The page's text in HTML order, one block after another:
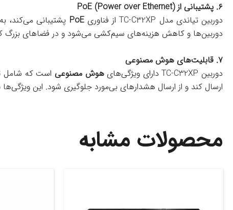
۶. پشتیبانی از PoE (Power over Ethernet)
دوربین تیاندی مدل TC-C32XP از فناوری
PoE پشتیبانی می‌کند،
دوربین‌ها و کاهش هزینه‌های سیم‌کشی می‌شود و در فضاهای بزرگ
۷. قابلیت‌های هوش مصنوعی
دوربین TC-C32XP دارای ویژگی‌های
هوش مصنوعی است که شامل
ارسال کند و از ارسال هشدارهای بی‌مورد جلوگیری شود. این
محصولات مشابه